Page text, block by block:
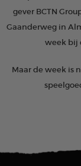
gever BCTN
Gaanderweg in
week bij
Maar de week is